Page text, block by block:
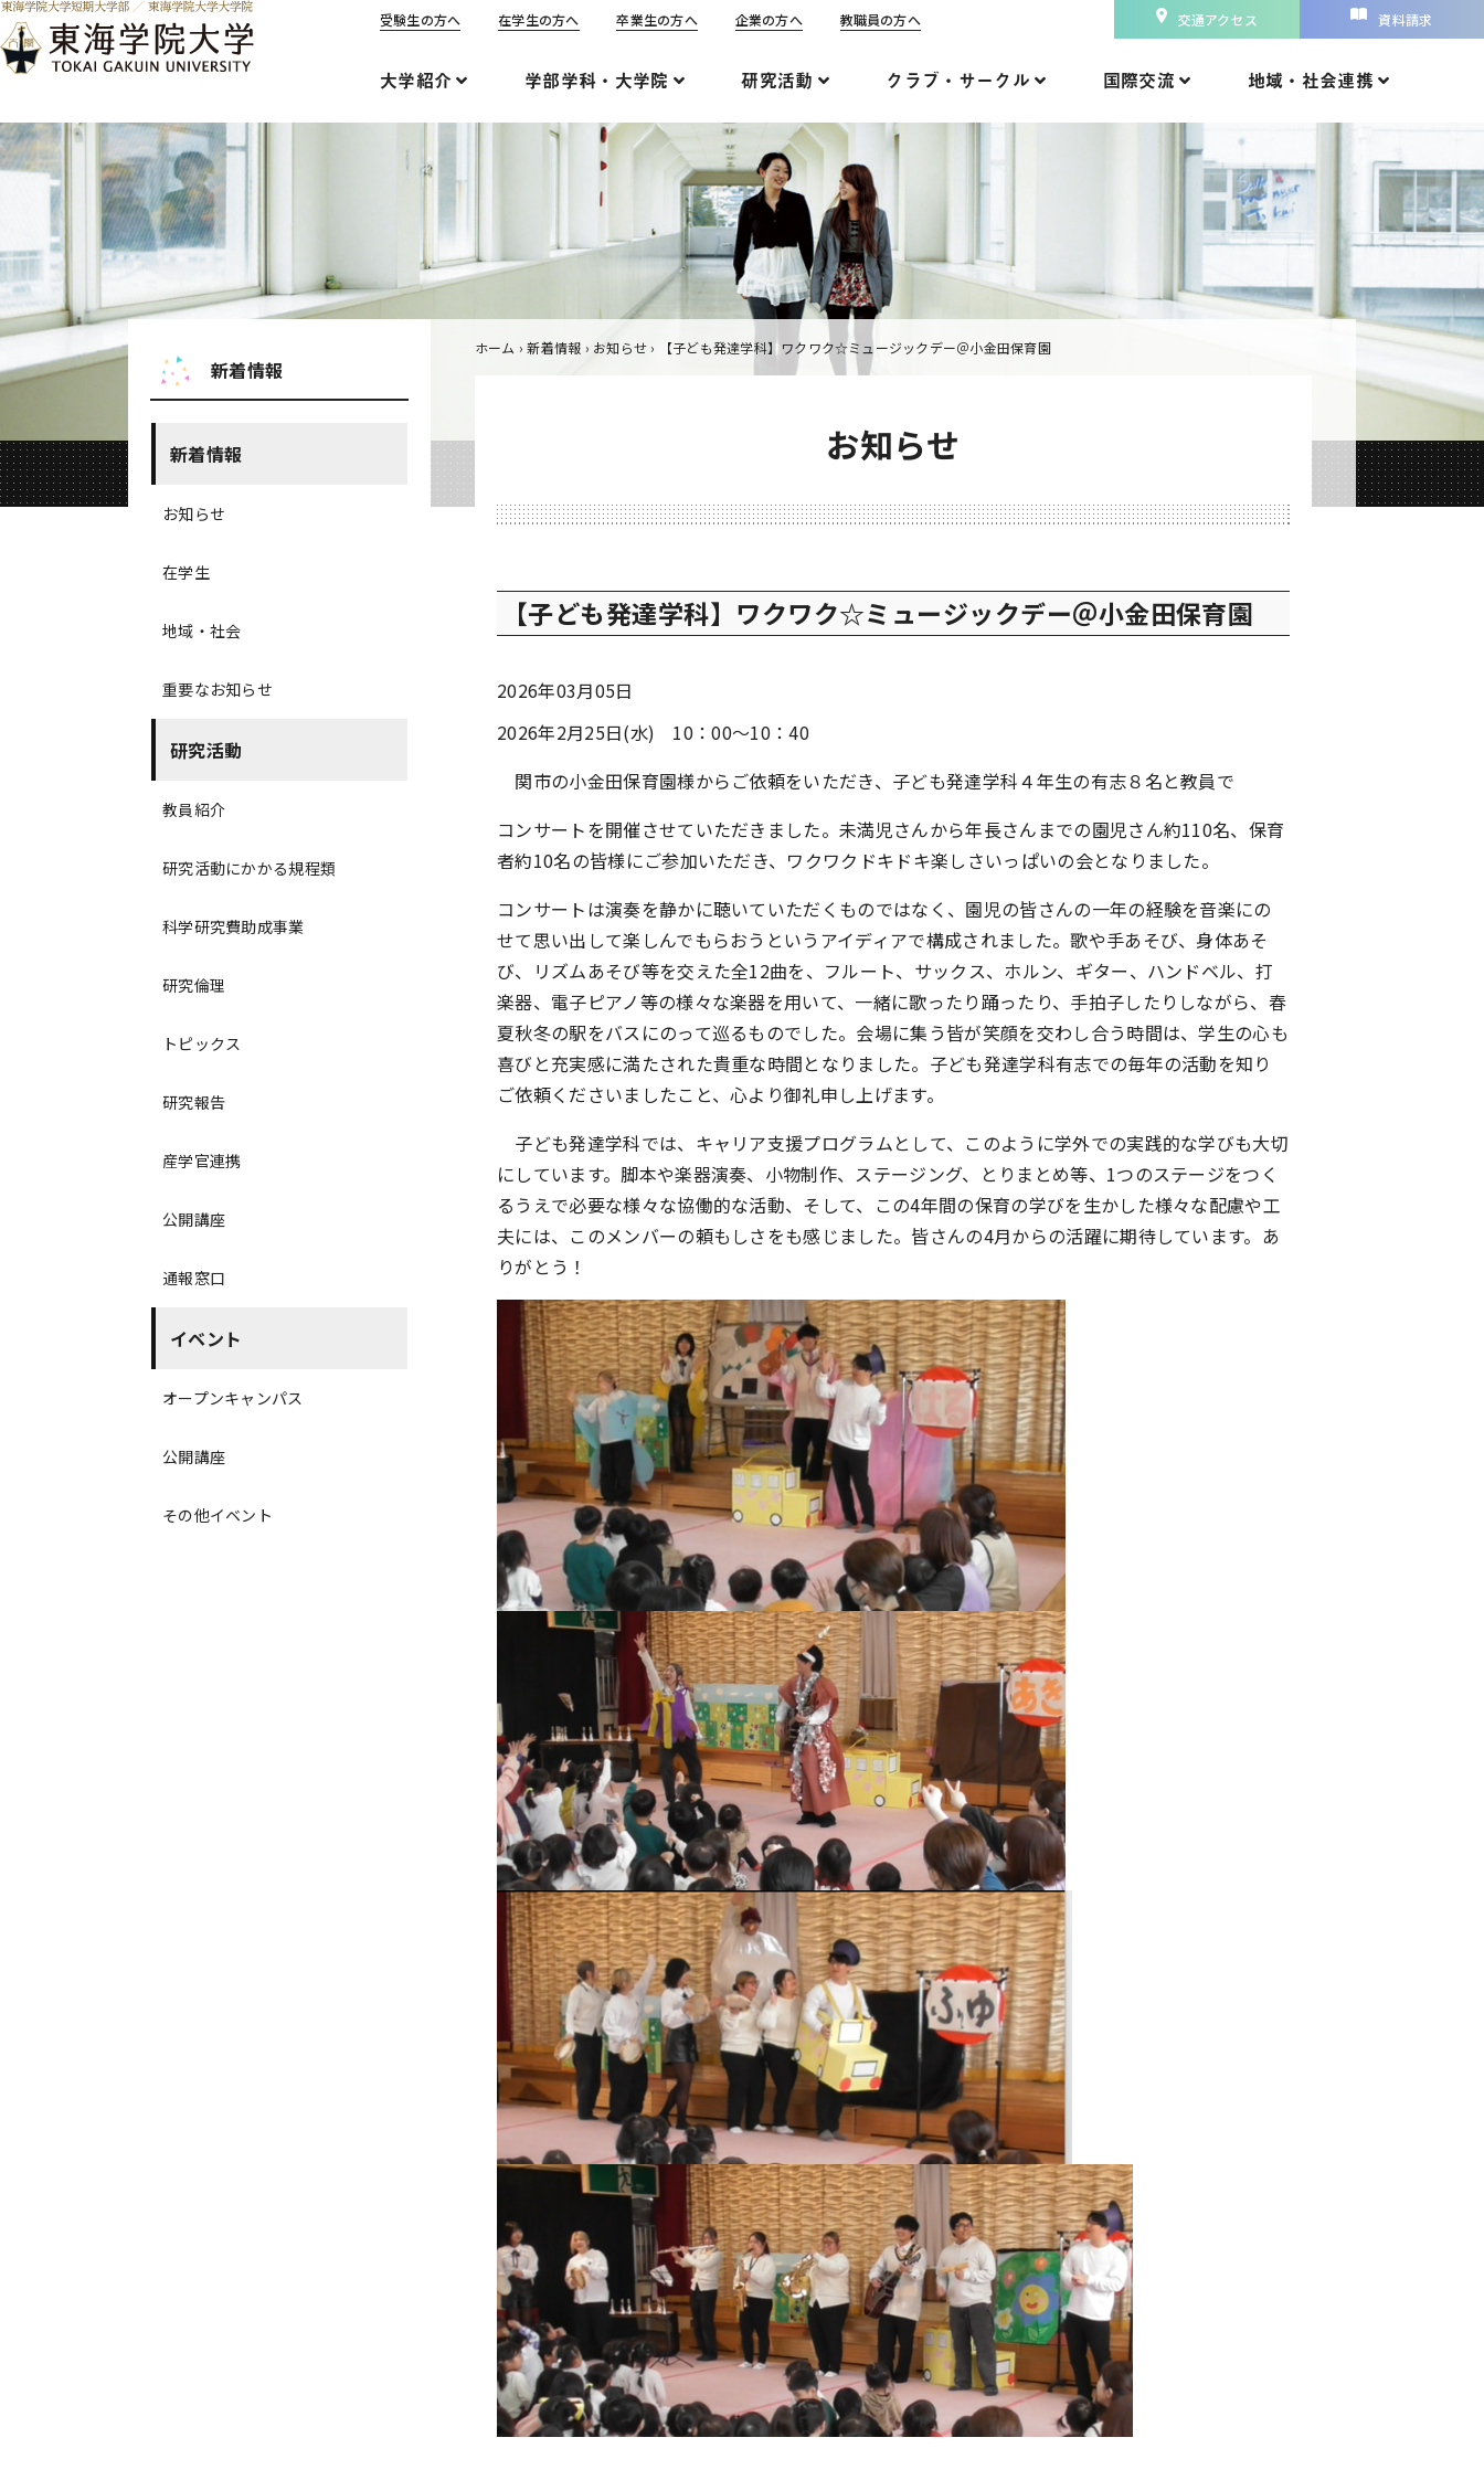
受験生の方へ 在学生の方へ 卒業生の方へ 企業の方へ 教職員の方へ 交通アクセス 資料請求
大学紹介 学部学科・大学院 研究活動 クラブ・サークル 国際交流 地域・社会連携
ホーム ›新着情報 › お知らせ› 【子ども発達学科】ワクワク☆ミュージックデー＠小金田保育園
お知らせ
【子ども発達学科】ワクワク☆ミュージックデー＠小金田保育園
2026年03月05日
2026年2月25日(水) 10：00～10：40
関市の小金田保育園様からご依頼をいただき、子ども発達学科４年生の有志８名と教員で
コンサートを開催させていただきました。未満児さんから年長さんまでの園児さん約110名、保育
者約10名の皆様にご参加いただき、ワクワクドキドキ楽しさいっぱいの会となりました。
コンサートは演奏を静かに聴いていただくものではなく、園児の皆さんの一年の経験を音楽にの
せて思い出して楽しんでもらおうというアイディアで構成されました。歌や手あそび、身体あそ
び、リズムあそび等を交えた全12曲を、フルート、サックス、ホルン、ギター、ハンドベル、打
楽器、電子ピアノ等の様々な楽器を用いて、一緒に歌ったり踊ったり、手拍子したりしながら、春
夏秋冬の駅をバスにのって巡るものでした。会場に集う皆が笑顔を交わし合う時間は、学生の心も
喜びと充実感に満たされた貴重な時間となりました。子ども発達学科有志での毎年の活動を知り
ご依頼くださいましたこと、心より御礼申し上げます。
子ども発達学科では、キャリア支援プログラムとして、このように学外での実践的な学びも大切
にしています。脚本や楽器演奏、小物制作、ステージング、とりまとめ等、1つのステージをつく
るうえで必要な様々な協働的な活動、そして、この4年間の保育の学びを生かした様々な配慮や工
夫には、このメンバーの頼もしさをも感じました。皆さんの4月からの活躍に期待しています。あ
りがとう！
新着情報
新着情報
お知らせ
在学生
地域・社会
重要なお知らせ
研究活動
教員紹介
研究活動にかかる規程類
科学研究費助成事業
研究倫理
トピックス
研究報告
産学官連携
公開講座
通報窓口
イベント
オープンキャンパス
公開講座
その他イベント